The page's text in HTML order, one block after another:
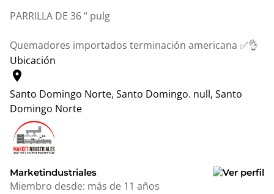
PARRILLA DE 36 “ pulg
Quemadores importados terminación americana ✅👌
Ubicación
location_on
Santo Domingo Norte, Santo Domingo. null, Santo
Domingo Norte
+
−
Marketindustriales
Miembro desde: más de 11 años